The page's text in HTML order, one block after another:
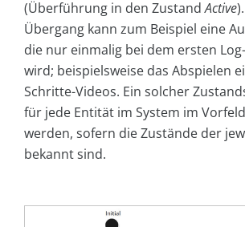
(Überführung in den ZustandActive
Übergang kann zum Beispiel eine
die nur einmalig bei dem ersten
wird; beispielsweise das Abspielen
Schritte-Videos. Ein solcher
für jede Entität im System im
werden, sofern die Zustände der
bekannt sind.